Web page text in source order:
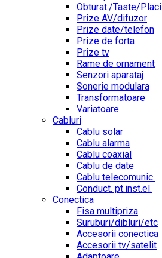
Obturat./Taste/Placi
Prize AV/difuzor
Prize date/telefon
Prize de forta
Prize tv
Rame de ornament
Senzori aparataj
Sonerie modulara
Transformatoare
Variatoare
Cabluri
Cablu solar
Cablu alarma
Cablu coaxial
Cablu de date
Cablu telecomunic.
Conduct. pt.inst.el.
Conectica
Fisa multipriza
Suruburi/dibluri/etc
Accesorii conectica
Accesorii tv/satelit